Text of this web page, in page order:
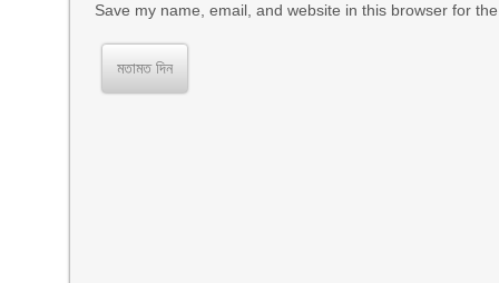
Save my name, email, and website in this browser for